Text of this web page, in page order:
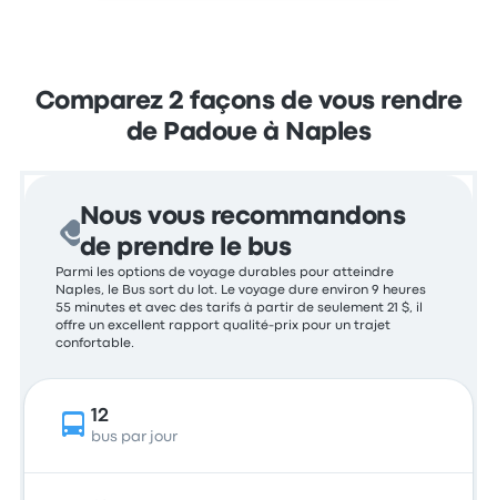
Comparez 2 façons de vous rendre
de Padoue à Naples
Nous vous recommandons
de prendre le bus
Parmi les options de voyage durables pour atteindre
Naples, le Bus sort du lot. Le voyage dure environ 9 heures
55 minutes et avec des tarifs à partir de seulement 21 $, il
offre un excellent rapport qualité-prix pour un trajet
confortable.
12
bus par jour